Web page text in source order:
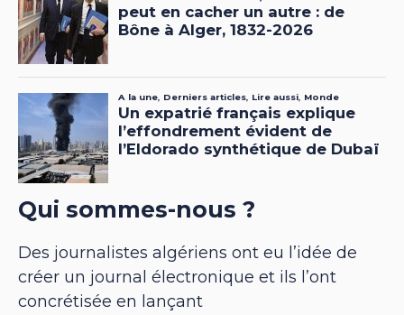
Qui sommes-nous ?
Des journalistes algériens ont eu l’idée de
créer un journal électronique et ils l’ont
concrétisée en lançant